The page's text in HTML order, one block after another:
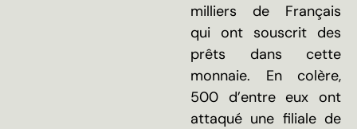
milliers de Français
qui ont souscrit des
prêts dans cette
monnaie. En colère,
500 d’entre eux ont
attaqué une filiale de